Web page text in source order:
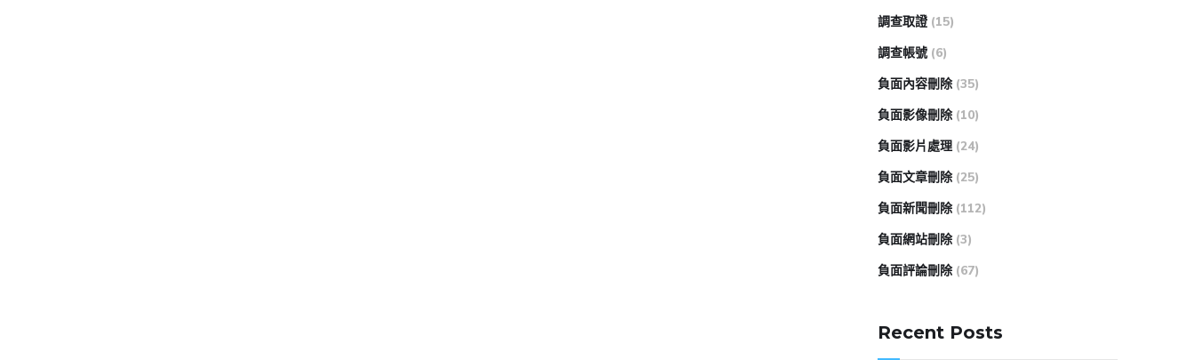
調查取證 (15)
調查帳號 (6)
負面內容刪除 (35)
負面影像刪除 (10)
負面影片處理 (24)
負面文章刪除 (25)
負面新聞刪除 (112)
負面網站刪除 (3)
負面評論刪除 (67)
Recent Posts